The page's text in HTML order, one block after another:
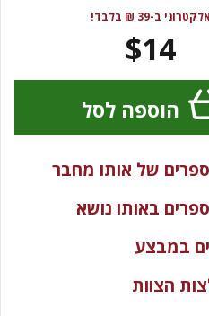
אלקטרוני ב-39 ₪ בלבד!
$14
הוספה לסל
של אותו מחבר
באותו נושא
במבצע
הצוות